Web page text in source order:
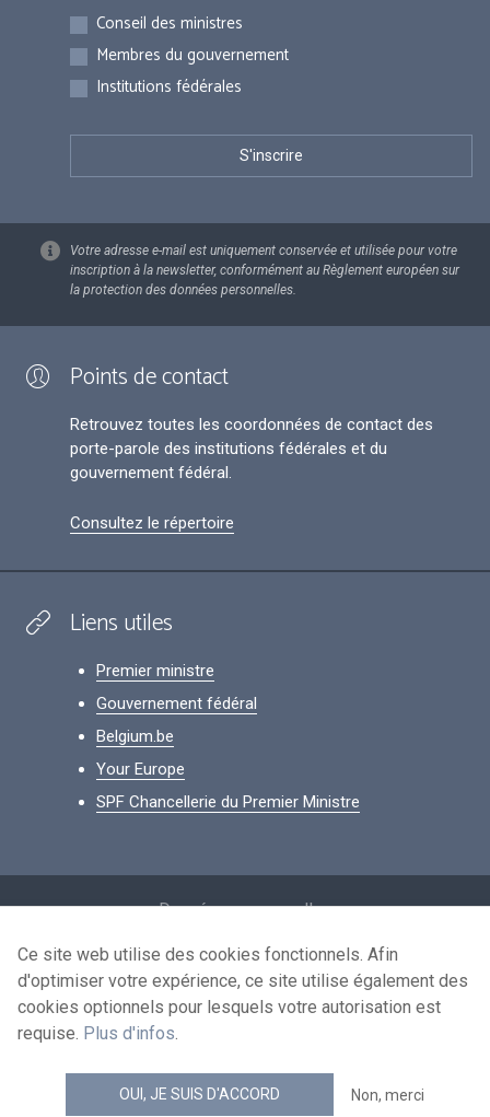
Inscriptions
Conseil des ministres
Membres du gouvernement
Institutions fédérales
Votre adresse e-mail est uniquement conservée et utilisée pour votre
inscription à la newsletter, conformément au Règlement européen sur
la protection des données personnelles.
Points de contact
Retrouvez toutes les coordonnées de contact des
porte-parole des institutions fédérales et du
gouvernement fédéral.
Consultez le répertoire
Liens utiles
Premier ministre
Gouvernement fédéral
Belgium.be
Your Europe
SPF Chancellerie du Premier Ministre
Données personnelles
Conditions de réutilisation
Contactez-nous
news.belgium flux RSS
Ce site web utilise des cookies fonctionnels. Afin
d'optimiser votre expérience, ce site utilise également des
cookies optionnels pour lesquels votre autorisation est
requise. Plus d'infos.
OUI, JE SUIS D'ACCORD Non, merci